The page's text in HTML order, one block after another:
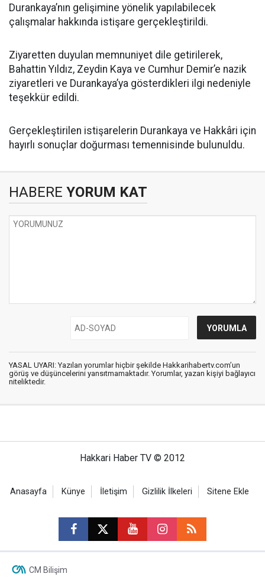
Durankaya’nın gelişimine yönelik yapılabilecek
çalışmalar hakkında istişare gerçekleştirildi.
Ziyaretten duyulan memnuniyet dile getirilerek,
Bahattin Yıldız, Zeydin Kaya ve Cumhur Demir’e nazik
ziyaretleri ve Durankaya’ya gösterdikleri ilgi nedeniyle
teşekkür edildi.
Gerçekleştirilen istişarelerin Durankaya ve Hakkâri için
hayırlı sonuçlar doğurması temennisinde bulunuldu.
HABERE YORUM KAT
YASAL UYARI: Yazılan yorumlar hiçbir şekilde Hakkarihabertv.com’un
görüş ve düşüncelerini yansıtmamaktadır. Yorumlar, yazan kişiyi bağlayıcı
niteliktedir.
Hakkari Haber TV © 2012
Anasayfa Künye İletişim Gizlilik İlkeleri Sitene Ekle
CM Bilişim